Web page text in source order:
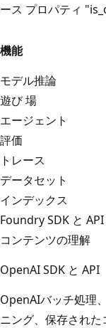
ース プロパティ
機能
モデル推論
遊び 場
エージェント
評価
トレース
データセット
インデックス
Foundry SDK と API
コンテンツの理解
OpenAI SDK と API
OpenAIバッチ処理
ニング、保存された